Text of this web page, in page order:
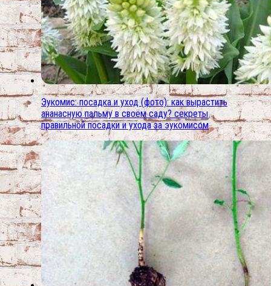
Эукомис: посадка и уход (фото): как вырастить
ананасную пальму в своём саду? секреты
правильной посадки и ухода за эукомисом